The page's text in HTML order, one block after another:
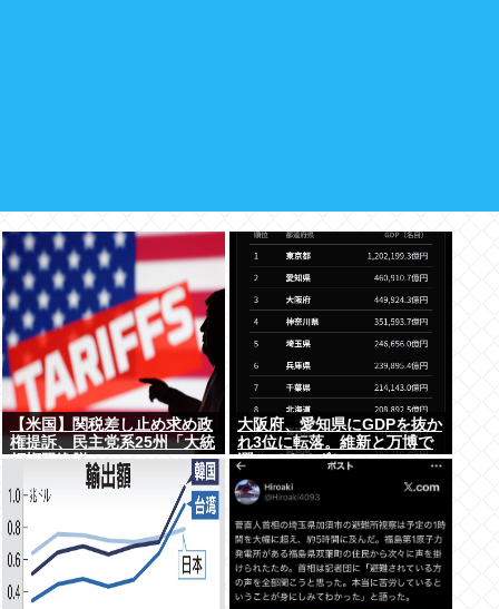
【米国】関税差し止め求め政
権提訴、民主党系25州「大統
領権限逸脱」
大阪府、愛知県にGDPを抜か
れ3位に転落。維新と万博で
潤ってるはずじゃ…